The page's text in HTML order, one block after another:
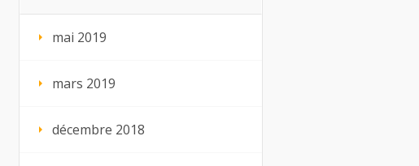
mai 2019
mars 2019
décembre 2018